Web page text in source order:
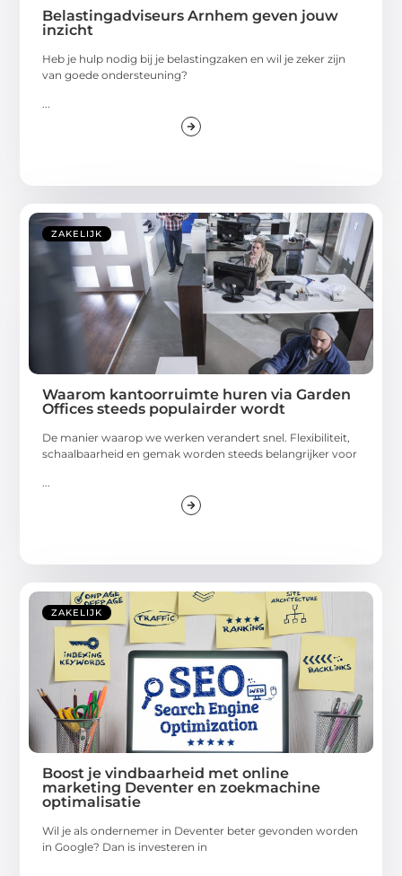
Belastingadviseurs Arnhem geven jouw
inzicht
Heb je hulp nodig bij je belastingzaken en wil je zeker zijn
van goede ondersteuning?
...
ZAKELIJK
Waarom kantoorruimte huren via Garden
Offices steeds populairder wordt
De manier waarop we werken verandert snel. Flexibiliteit,
schaalbaarheid en gemak worden steeds belangrijker voor
...
ZAKELIJK
Boost je vindbaarheid met online
marketing Deventer en zoekmachine
optimalisatie
Wil je als ondernemer in Deventer beter gevonden worden
in Google? Dan is investeren in